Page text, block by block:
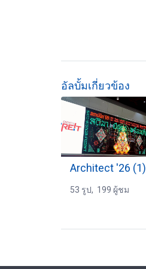
อัลบั้มเกี่ยวข้อง
Architect '26 (1)
53 รูป, 199 ผู้ชม